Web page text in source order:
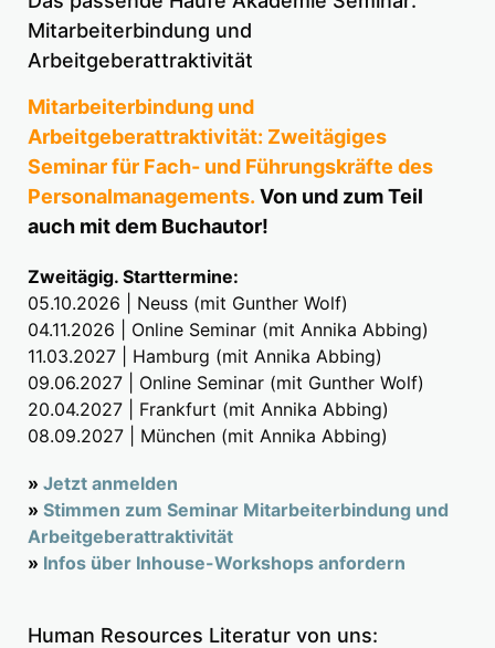
Mitarbeiterbindung und
Arbeitgeberattraktivität
Mitarbeiterbindung und
Arbeitgeberattraktivität: Zweitägiges
Seminar für Fach- und Führungskräfte des
Personalmanagements. Von und zum Teil
auch mit dem Buchautor!
Zweitägig. Starttermine:
05.10.2026 | Neuss (mit Gunther Wolf)
04.11.2026 | Online Seminar (mit Annika Abbing)
11.03.2027 | Hamburg (mit Annika Abbing)
09.06.2027 | Online Seminar (mit Gunther Wolf)
20.04.2027 | Frankfurt (mit Annika Abbing)
08.09.2027 | München (mit Annika Abbing)
» Jetzt anmelden
» Stimmen zum Seminar Mitarbeiterbindung und
Arbeitgeberattraktivität
» Infos über Inhouse-Workshops anfordern
Human Resources Literatur von uns: